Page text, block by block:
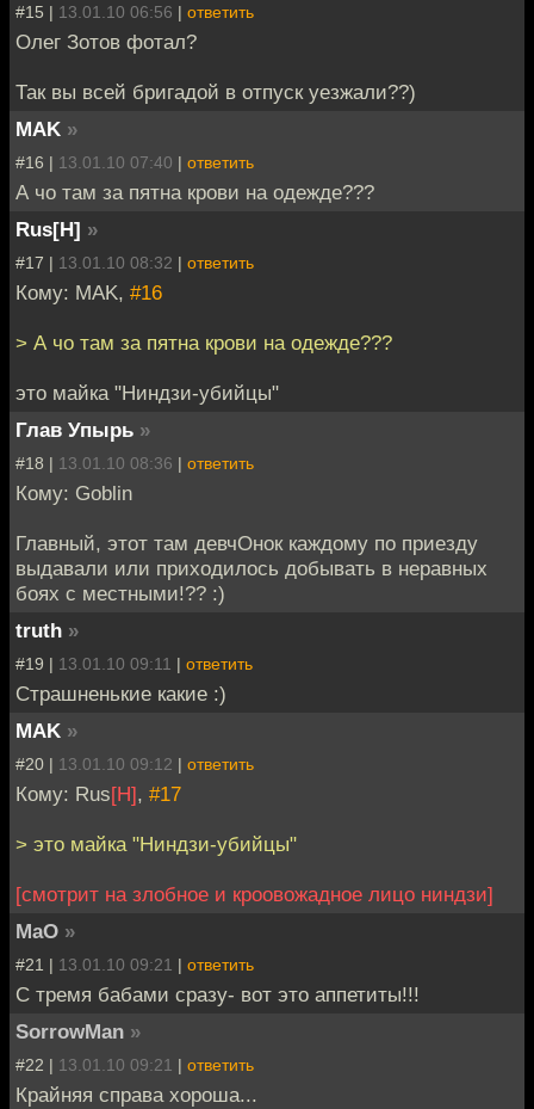
#15 | 13.01.10 06:56 | ответить
Олег Зотов фотал?
Так вы всей бригадой в отпуск уезжали??)
MAK »
#16 | 13.01.10 07:40 | ответить
А чо там за пятна крови на одежде???
Rus[H] »
#17 | 13.01.10 08:32 | ответить
Кому: MAK, #16
> А чо там за пятна крови на одежде???
это майка "Ниндзи-убийцы"
Глав Упырь »
#18 | 13.01.10 08:36 | ответить
Кому: Goblin
Главный, этот там девчОнок каждому по приезду
выдавали или приходилось добывать в неравных
боях с местными!?? :)
truth »
#19 | 13.01.10 09:11 | ответить
Страшненькие какие :)
MAK »
#20 | 13.01.10 09:12 | ответить
Кому: Rus[H], #17
> это майка "Ниндзи-убийцы"
[смотрит на злобное и кроовожадное лицо ниндзи]
MaO »
#21 | 13.01.10 09:21 | ответить
С тремя бабами сразу- вот это аппетиты!!!
SorrowMan »
#22 | 13.01.10 09:21 | ответить
Крайняя справа хороша...